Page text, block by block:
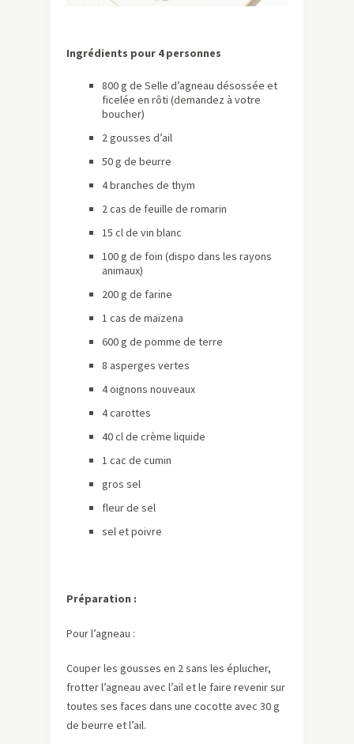
Ingrédients pour 4 personnes
800 g de Selle d’agneau désossée et
ficelée en rôti (demandez à votre
boucher)
2 gousses d’ail
50 g de beurre
4 branches de thym
2 cas de feuille de romarin
15 cl de vin blanc
100 g de foin (dispo dans les rayons
animaux)
200 g de farine
1 cas de maïzena
600 g de pomme de terre
8 asperges vertes
4 oignons nouveaux
4 carottes
40 cl de crème liquide
1 cac de cumin
gros sel
fleur de sel
sel et poivre
Préparation :
Pour l’agneau :
Couper les gousses en 2 sans les éplucher,
frotter l’agneau avec l’ail et le faire revenir sur
toutes ses faces dans une cocotte avec 30 g
de beurre et l’ail.